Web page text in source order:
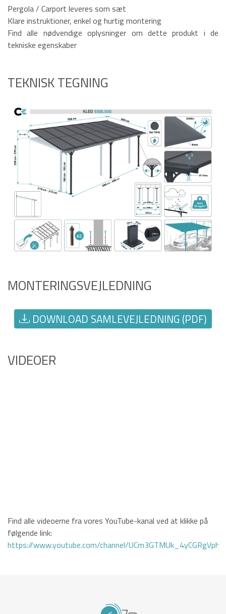
Pergola / Carport leveres som sæt
Klare instruktioner, enkel og hurtig montering
Find alle nødvendige oplysninger om dette produkt i de
tekniske egenskaber
TEKNISK TEGNING
MONTERINGSVEJLEDNING
DOWNLOAD SAMLEVEJLEDNING (PDF)
VIDEOER
Find alle videoerne fra vores YouTube-kanal ved at klikke på
følgende link:
https://www.youtube.com/channel/